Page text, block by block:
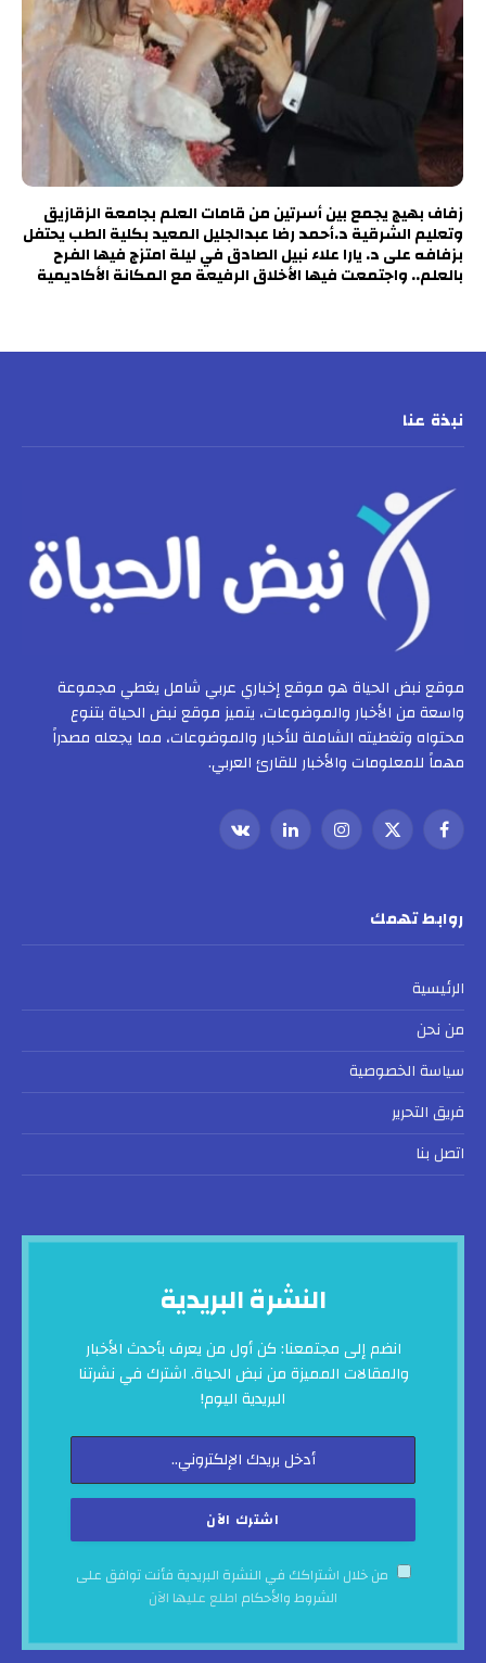
زفاف بهيج يجمع بين أسرتين من قامات العلم بجامعة الزقازيق
وتعليم الشرقية د.أحمد رضا عبدالجليل المعيد بكلية الطب يحتفل
بزفافه على د. يارا علاء نبيل الصادق في ليلة امتزج فيها الفرح
بالعلم.. واجتمعت فيها الأخلاق الرفيعة مع المكانة الأكاديمية
نبذة عنا
موقع نبض الحياة هو موقع إخباري عربي شامل يغطي مجموعة
واسعة من الأخبار والموضوعات، يتميز موقع نبض الحياة بتنوع
محتواه وتغطيته الشاملة للأخبار والموضوعات، مما يجعله مصدراً
مهماً للمعلومات والأخبار للقارئ العربي.
فيسبوك
X
الانستغراملينكدإنVKontakte
روابط تهمك
الرئيسية
من نحن
سياسة الخصوصية
فريق التحرير
اتصل بنا
النشرة البريدية
انضم إلى مجتمعنا: كن أول من يعرف بأحدث الأخبار
والمقالات المميزة من نبض الحياة. اشترك في نشرتنا
البريدية اليوم!
من خلال اشتراكك في النشرة البريدية فأنت توافق على
الشروط والأحكام اطلع عليها الآن